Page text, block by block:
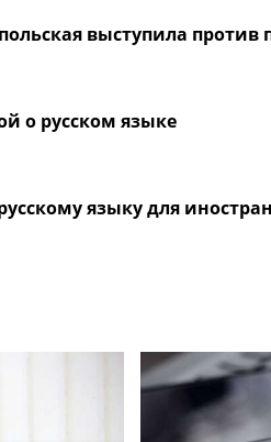
выступила против
о русском языке
языку для